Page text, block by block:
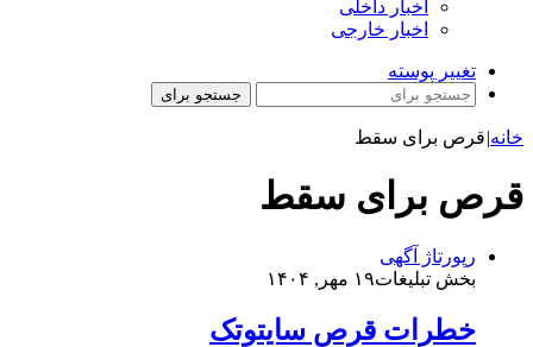
اخبار داخلی
اخبار خارجی
تغییر پوسته
جستجو برای
خانه|قرص برای سقط
قرص برای سقط
رپورتاژ آگهی
بخش تبلیغات۱۹ مهر, ۱۴۰۴
خطرات قرص سایتوتک